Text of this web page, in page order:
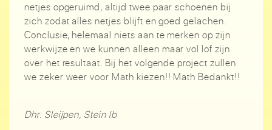
netjes opgeruimd, altijd twee paar schoenen bij
zich zodat alles netjes blijft en goed gelachen.
Conclusie, helemaal niets aan te merken op zijn
werkwijze en we kunnen alleen maar vol lof zijn
over het resultaat. Bij het volgende project zullen
we zeker weer voor Math kiezen!! Math Bedankt!!
Dhr. Sleijpen, Stein lb